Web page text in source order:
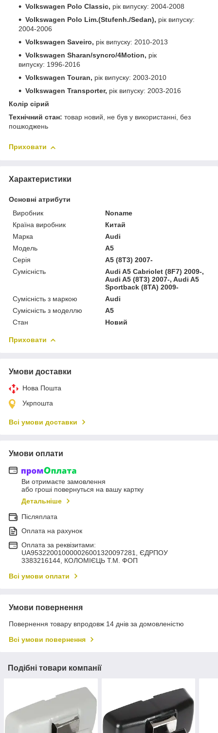
Volkswagen Polo Classic, рік випуску: 2004-2008
Volkswagen Polo Lim.(Stufenh./Sedan), рік випуску:
2004-2006
Volkswagen Saveiro, рік випуску: 2010-2013
Volkswagen Sharan/syncro/4Motion, рік
випуску: 1996-2016
Volkswagen Touran, рік випуску: 2003-2010
Volkswagen Transporter, рік випуску: 2003-2016
Колір сірий
Технічний стан: товар новий, не був у використанні, без
пошкоджень
Приховати
Характеристики
Основні атрибути
Виробник
Noname
Країна виробник
Китай
Марка
Audi
Модель
A5
Серія
A5 (8T3) 2007-
Сумісність
Audi A5 Cabriolet (8F7) 2009-,
Audi A5 (8T3) 2007-, Audi A5
Sportback (8TA) 2009-
Сумісність з маркою
Audi
Сумісність з моделлю
A5
Стан
Новий
Приховати
Умови доставки
Нова Пошта
Укрпошта
Всі умови доставки
Умови оплати
Ви отримаєте замовлення
або гроші повернуться на вашу картку
Детальніше
Післяплата
Оплата на рахунок
Оплата за реквізитами:
UA953220010000026001320097281, ЄДРПОУ
3383216144, КОЛОМIЄЦЬ Т.М. ФОП
Всі умови оплати
Умови повернення
Повернення товару впродовж 14 днів за домовленістю
Всі умови повернення
Подібні товари компанії